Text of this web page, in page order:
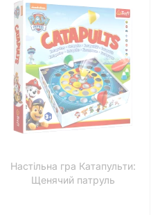
Настільна гра Катапульти:
Щенячий патруль